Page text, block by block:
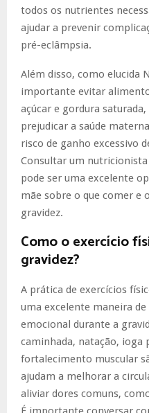
todos os nutrientes
ajudar a prevenir
pré-eclâmpsia.
Além disso, como elucida
importante evitar
açúcar e gordura
prejudicar a saúde
risco de ganho excessivo
Consultar um
pode ser uma excelente
mãe sobre o que comer e
gravidez.
Como o exercício
gravidez?
A prática de exercícios
uma excelente maneira
emocional durante a
caminhada, natação, ioga
fortalecimento muscular
ajudam a melhorar a
aliviar dores comuns,